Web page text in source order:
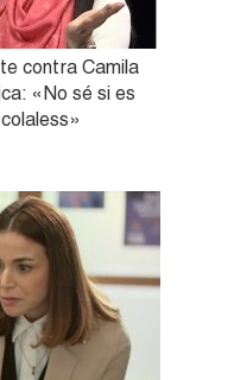
contra Camila
«No sé si es